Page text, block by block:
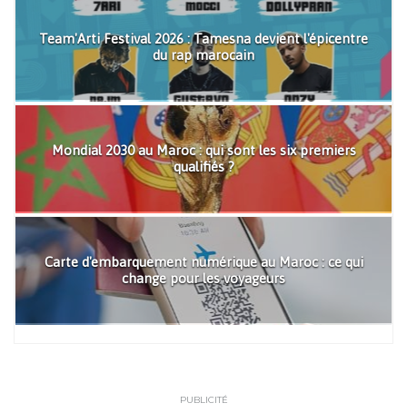
Team'Arti Festival 2026 : Tamesna devient l'épicentre
du rap marocain
Mondial 2030 au Maroc : qui sont les six premiers
qualifiés ?
Carte d'embarquement numérique au Maroc : ce qui
change pour les voyageurs
PUBLICITÉ